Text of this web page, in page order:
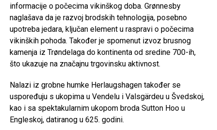
informacije o počecima vikinškog doba. Grønnesby
naglašava da je razvoj brodskih tehnologija, posebno
upotreba jedara, ključan element u raspravi o počecima
vikinških pohoda. Također je spomenut izvoz brusnog
kamenja iz Trøndelaga do kontinenta od sredine 700-ih,
što ukazuje na značajnu trgovinsku aktivnost.
Nalazi iz grobne humke Herlaugshagen također se
uspoređuju s ukopima u Vendelu i Valsgärdeu u Švedskoj,
kao i sa spektakularnim ukopom broda Sutton Hoo u
Engleskoj, datiranog u 625. godini.